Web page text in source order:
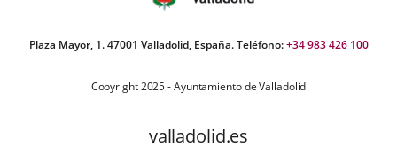
Plaza Mayor, 1. 47001 Valladolid, España. Teléfono:+34 983 426 100
Copyright 2025 - Ayuntamiento de Valladolid
valladolid.es